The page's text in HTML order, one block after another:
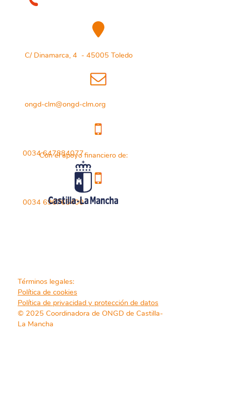
C/ Dinamarca, 4 - 45005 Toledo
ongd-clm@ongd-clm.org
0034 647884077
0034 696765400
Con el apoyo financiero de:
Términos legales:
Política de cookies
Política de privacidad y protección de datos
© 2025 Coordinadora de ONGD de Castilla-
La Mancha